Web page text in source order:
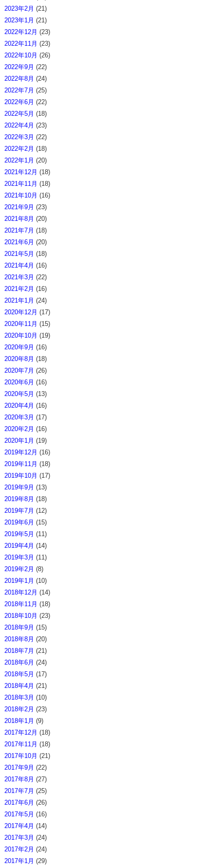
2023年2月 (21)
2023年1月 (21)
2022年12月 (23)
2022年11月 (23)
2022年10月 (26)
2022年9月 (22)
2022年8月 (24)
2022年7月 (25)
2022年6月 (22)
2022年5月 (18)
2022年4月 (23)
2022年3月 (22)
2022年2月 (18)
2022年1月 (20)
2021年12月 (18)
2021年11月 (18)
2021年10月 (16)
2021年9月 (23)
2021年8月 (20)
2021年7月 (18)
2021年6月 (20)
2021年5月 (18)
2021年4月 (16)
2021年3月 (22)
2021年2月 (16)
2021年1月 (24)
2020年12月 (17)
2020年11月 (15)
2020年10月 (19)
2020年9月 (16)
2020年8月 (18)
2020年7月 (26)
2020年6月 (16)
2020年5月 (13)
2020年4月 (16)
2020年3月 (17)
2020年2月 (16)
2020年1月 (19)
2019年12月 (16)
2019年11月 (18)
2019年10月 (17)
2019年9月 (13)
2019年8月 (18)
2019年7月 (12)
2019年6月 (15)
2019年5月 (11)
2019年4月 (14)
2019年3月 (11)
2019年2月 (8)
2019年1月 (10)
2018年12月 (14)
2018年11月 (18)
2018年10月 (23)
2018年9月 (15)
2018年8月 (20)
2018年7月 (21)
2018年6月 (24)
2018年5月 (17)
2018年4月 (21)
2018年3月 (10)
2018年2月 (23)
2018年1月 (9)
2017年12月 (18)
2017年11月 (18)
2017年10月 (21)
2017年9月 (22)
2017年8月 (27)
2017年7月 (25)
2017年6月 (26)
2017年5月 (16)
2017年4月 (14)
2017年3月 (24)
2017年2月 (24)
2017年1月 (29)